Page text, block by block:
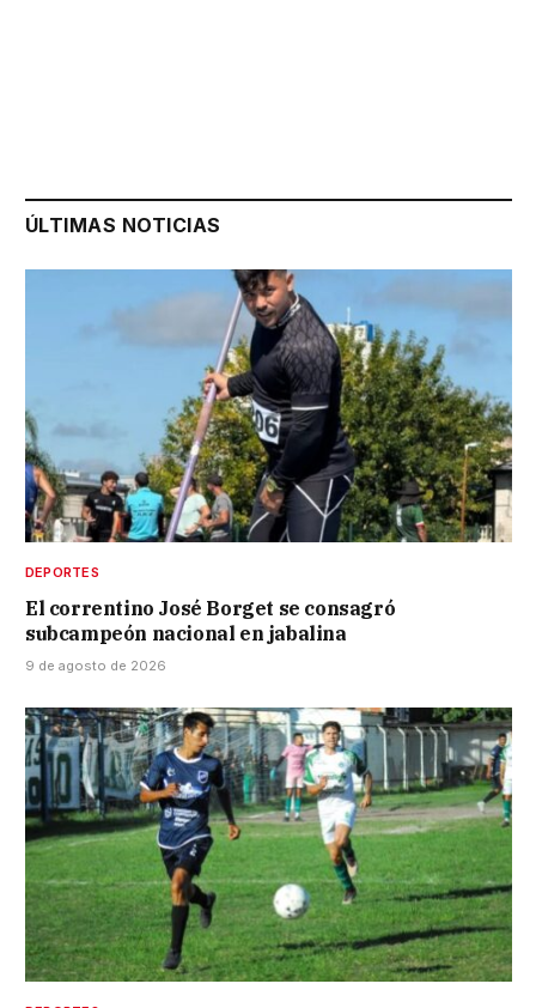
ÚLTIMAS NOTICIAS
DEPORTES
El correntino José Borget se consagró
subcampeón nacional en jabalina
9 de agosto de 2026